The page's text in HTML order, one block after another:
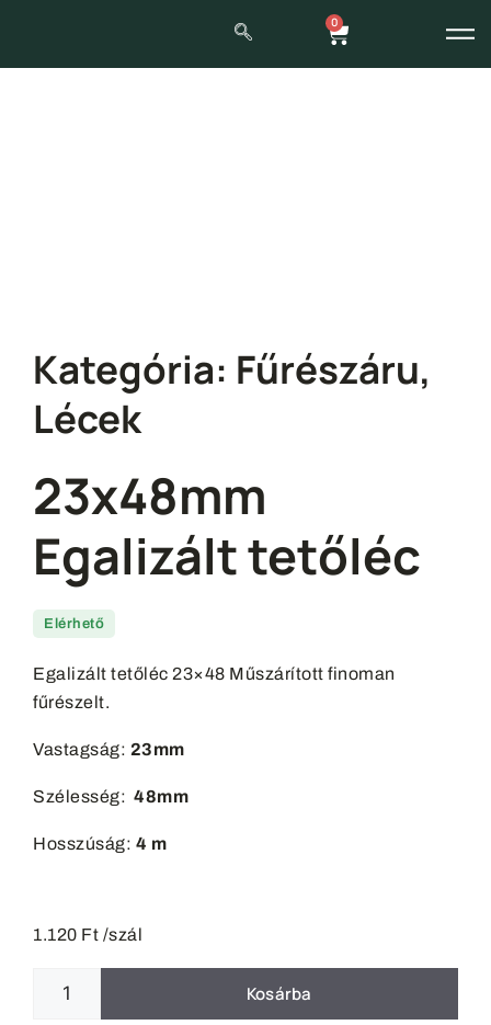
0
Kategória: Fűrészáru,
Lécek
23x48mm
Egalizált tetőléc
Elérhető
Egalizált tetőléc 23×48 Műszárított finoman
fűrészelt.
Vastagság: 23mm
Szélesség: 48mm
Hosszúság: 4 m
1.120 Ft /szál
Kosárba